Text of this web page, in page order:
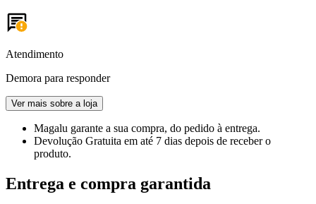
Atendimento
Demora para responder
Ver mais sobre a loja
Magalu garante a sua compra, do pedido à entrega.
Devolução Gratuita em até 7 dias depois de receber o
produto.
Entrega e compra garantida